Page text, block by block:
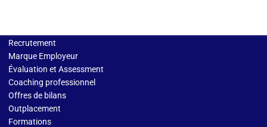
Recrutement
Marque Employeur
Évaluation et Assessment
Coaching professionnel
Offres de bilans
Outplacement
Formations